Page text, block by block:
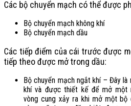
Các bộ chuyển mạch có thể được
Bộ chuyển mạch không khí
Bộ chuyển mạch dầu
Các tiếp điểm của cái trước được
tiếp theo được mở trong dầu:
Bộ chuyển mạch ngắt khí – Đây
khí và được thiết kế để mở
vòng cung xảy ra khi mở một bộ